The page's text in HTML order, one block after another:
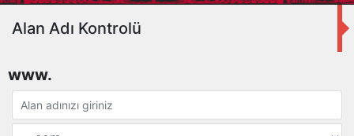
Alan Adı Kontrolü
www.